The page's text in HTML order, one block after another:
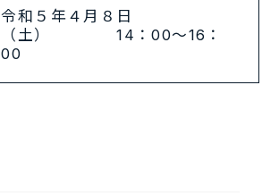
令和５年４月８日
（土） 14：00～16：
00